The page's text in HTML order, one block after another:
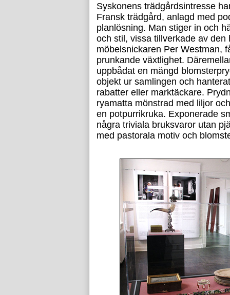
Syskonens trädgårdsintresse
Fransk trädgård, anlagd med
planlösning. Man stiger in och
och stil, vissa tillverkade av
möbelsnickaren Per Westman,
prunkande växtlighet.
uppbådat en mängd
objekt ur samlingen och
rabatter eller marktäckare.
ryamatta mönstrad med liljor
en potpurrikruka. Exponerade
några triviala bruksvaror utan
med pastorala motiv och